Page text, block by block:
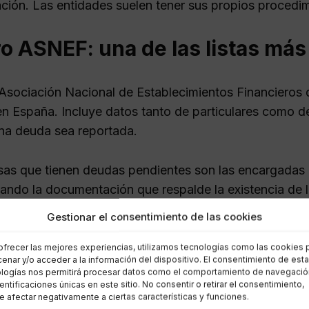
Gestionar el consentimiento de las cookies
las mejores experiencias, utilizamos tecnologías como las cookies
y/o acceder a la información del dispositivo. El consentimiento de
nos permitirá procesar datos como el comportamiento de
únicas en este sitio. No consentir o retirar el consentimiento,
afectar negativamente a ciertas características y funciones.
Las entidades suelen tener sus propios
ASNEF: una de las listas
Nacional de Establecimientos
España. Incluye datos tanto de particulares como
deuda sea reportada.
que tienen deudas pendientes son las
la documentación que respalde la existencia de
consultar ASNEF?
que pueden acceder a la información en ASNEF